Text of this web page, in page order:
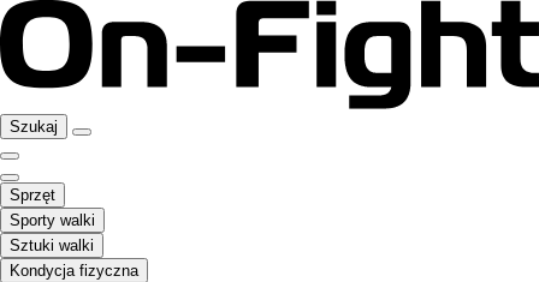
Szukaj
Sprzęt
Sporty walki
Sztuki walki
Kondycja fizyczna